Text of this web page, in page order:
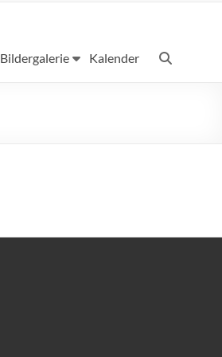
Bildergalerie Kalender